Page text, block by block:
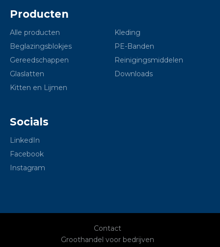
Producten
Alle producten
Beglazingsblokjes
Gereedschappen
Glaslatten
Kitten en Lijmen
Kleding
PE-Banden
Reinigingsmiddelen
Downloads
Socials
LinkedIn
Facebook
Instagram
Contact
Groothandel voor bedrijven